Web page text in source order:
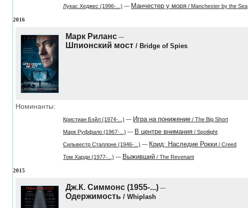
Лукас Хеджес (1996-...) — Манчестер у моря / Manchester by the Sea
2016
Марк Риланс —
Шпионский мост / Bridge of Spies
Номинанты:
Кристиан Бэйл (1974-...) — Игра на понижение / The Big Short
Марк Руффало (1967-...) — В центре внимания / Spotlight
Сильвестр Сталлоне (1946-...) — Крид: Наследие Рокки / Creed
Том Харди (1977-...) — Выживший / The Revenant
2015
Дж.К. Симмонс (1955-...) —
Одержимость / Whiplash